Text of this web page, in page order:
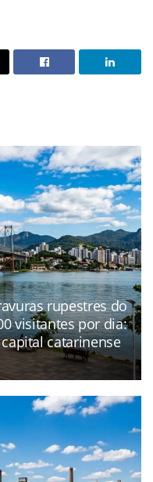
rupestres do
visitantes por dia:
catarinense